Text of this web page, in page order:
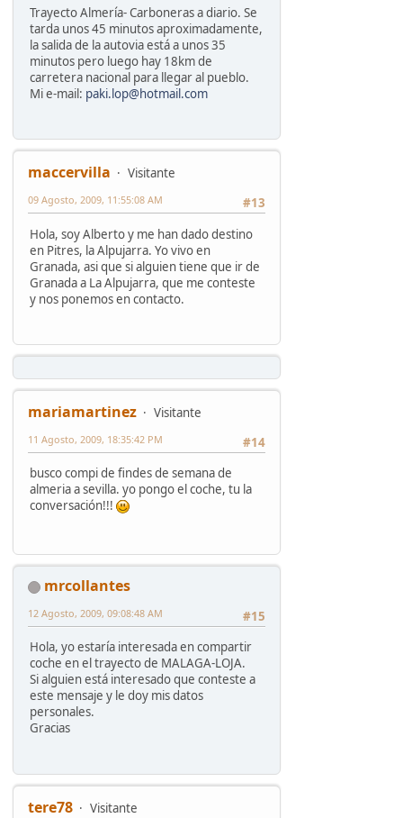
Trayecto Almería- Carboneras a diario. Se
tarda unos 45 minutos aproximadamente,
la salida de la autovia está a unos 35
minutos pero luego hay 18km de
carretera nacional para llegar al pueblo.
Mi e-mail: paki.lop@hotmail.com
maccervilla
Visitante
#13
09 Agosto, 2009, 11:55:08 AM
Hola, soy Alberto y me han dado destino
en Pitres, la Alpujarra. Yo vivo en
Granada, asi que si alguien tiene que ir de
Granada a La Alpujarra, que me conteste
y nos ponemos en contacto.
mariamartinez
Visitante
#14
11 Agosto, 2009, 18:35:42 PM
busco compi de findes de semana de
almeria a sevilla. yo pongo el coche, tu la
conversación!!!
mrcollantes
#15
12 Agosto, 2009, 09:08:48 AM
Hola, yo estaría interesada en compartir
coche en el trayecto de MALAGA-LOJA.
Si alguien está interesado que conteste a
este mensaje y le doy mis datos
personales.
Gracias
tere78
Visitante